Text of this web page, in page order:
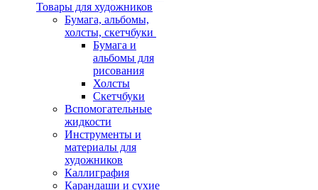
Товары для художников
Бумага, альбомы,
холсты, скетчбуки
Бумага и
альбомы для
рисования
Холсты
Скетчбуки
Вспомогательные
жидкости
Инструменты и
материалы для
художников
Каллиграфия
Карандаши и сухие